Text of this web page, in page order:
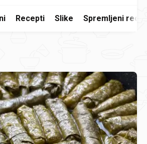
Recepti Slike Spremljeni